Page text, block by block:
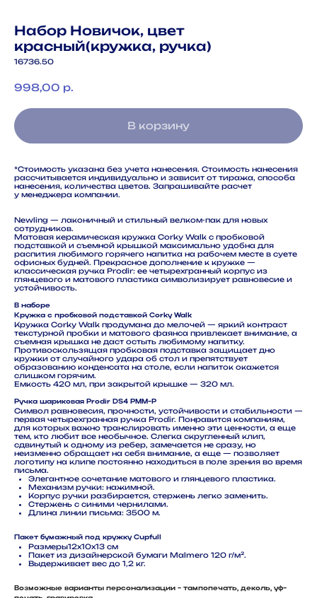
Набор Новичок, цвет
красный(кружка, ручка)
16736.50
998,00 р.
В корзину
*Стоимость указана без учета нанесения. Стоимость нанесения
рассчитывается индивидуально и зависит от тиража, способа
нанесения, количества цветов. Запрашивайте расчет
у менеджера компании.
Newling — лаконичный и стильный велком-пак для новых
сотрудников.
Матовая керамическая кружка Corky Walk с пробковой
подставкой и съемной крышкой максимально удобна для
распития любимого горячего напитка на рабочем месте в суете
офисных будней. Прекрасное дополнение к кружке —
классическая ручка Prodir: ее четырехгранный корпус из
глянцевого и матового пластика символизирует равновесие и
устойчивость.
В наборе
Кружка с пробковой подставкой Corky Walk
Кружка Corky Walk продумана до мелочей — яркий контраст
текстурной пробки и матового фаянса привлекает внимание, а
съемная крышка не даст остыть любимому напитку.
Противоскользящая пробковая подставка защищает дно
кружки от случайного удара об стол и препятствует
образованию конденсата на столе, если напиток окажется
слишком горячим.
Емкость 420 мл, при закрытой крышке — 320 мл.
Ручка шариковая Prodir DS4 PMM-P
Символ равновесия, прочности, устойчивости и стабильности —
первая четырехгранная ручка Prodir. Понравится компаниям,
для которых важно транслировать именно эти ценности, а еще
тем, кто любит все необычное. Слегка скругленный клип,
сдвинутый к одному из ребер, замечается не сразу, но
неизменно обращает на себя внимание, а еще — позволяет
логотипу на клипе постоянно находиться в поле зрения во время
письма.
Элегантное сочетание матового и глянцевого пластика.
Механизм ручки: нажимной.
Корпус ручки разбирается, стержень легко заменить.
Стержень с синими чернилами.
Длина линии письма: 3500 м.
Пакет бумажный под кружку Cupfull
Размеры12х10х13 см
Пакет из дизайнерской бумаги Malmero 120 г/м².
Выдерживает вес до 1,2 кг.
Возможные варианты персонализации - тампопечать, деколь, уф-
© 2024 ООО "Информационно-
технический центр Ф1"
Пользовательское соглашение
Публичная оферта
Согласие на получение рассылки